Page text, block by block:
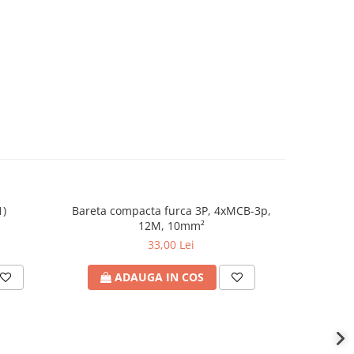
Bareta compacta furca 3P, 4xMCB-3p,
12M, 10mm²
33,00 Lei
ADAUGA IN COS